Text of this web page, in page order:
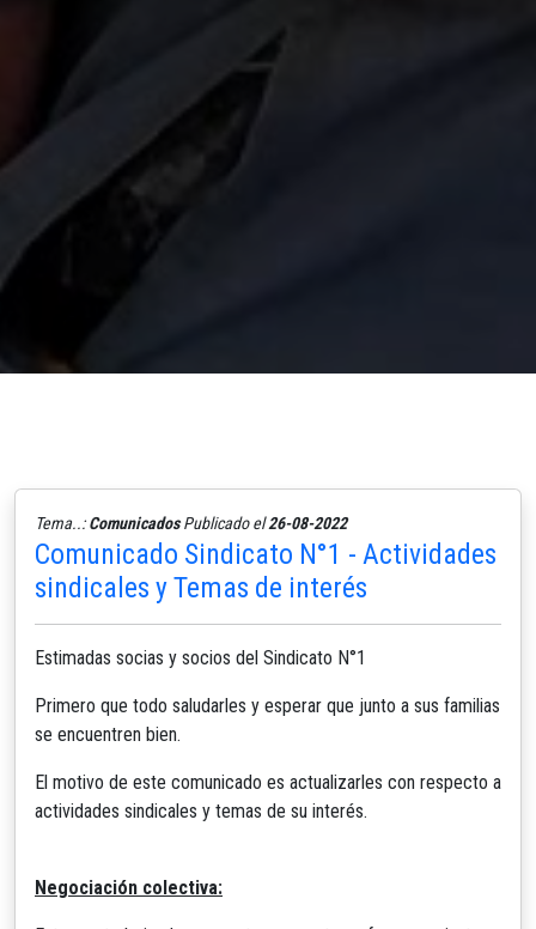
Tema..:ComunicadosPublicado el26-08-2022
Comunicado Sindicato N°1 - Actividades
sindicales y Temas de interés
Estimadas socias y socios del Sindicato N°1
Primero que todo saludarles y esperar que junto a sus familias
se encuentren bien.
El motivo de este comunicado es actualizarles con respecto a
actividades sindicales y temas de su interés.
Negociación colectiva: